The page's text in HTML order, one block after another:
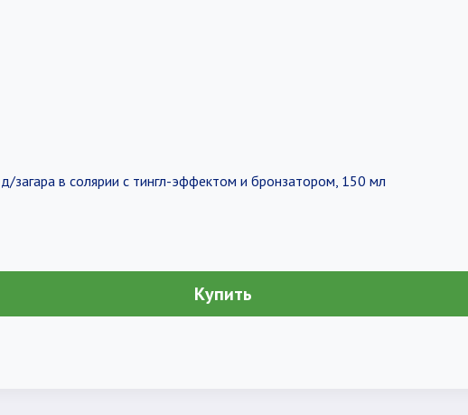
загара в солярии с тингл-эффектом и бронзатором, 150 мл
Купить